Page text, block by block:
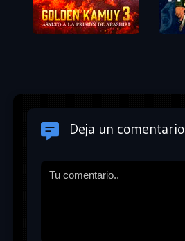
Deja un comentario